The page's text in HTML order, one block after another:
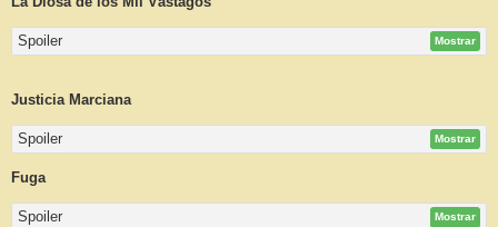
Spoiler Mostrar
Justicia Marciana
Spoiler Mostrar
Fuga
Spoiler Mostrar